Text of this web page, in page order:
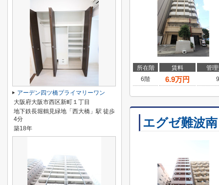
所在階 賃料
管
6階
6.9万円
エグゼ難波南
アーデン四ツ橋プライマリーワン
大阪府大阪市西区新町１丁目
地下鉄長堀鶴見緑地「西大橋」駅 徒歩
4分
築18年